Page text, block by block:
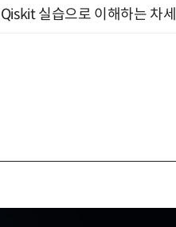
실습으로 이해하는 차